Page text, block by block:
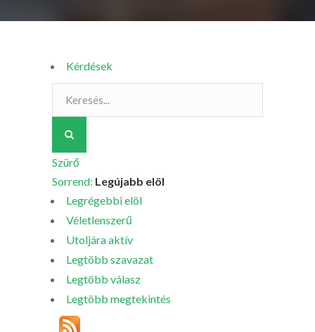
Kérdések
Szürő
Sorrend: Legújabb elöl
Legrégebbi elöl
Véletlenszerű
Utoljára aktív
Legtöbb szavazat
Legtöbb válasz
Legtöbb megtekintés